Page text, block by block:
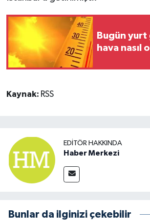
Bugün
hava nasıl
Kaynak: RSS
EDITÖR HAKKINDA
Haber Merkezi
Bunlar da ilginizi çekebilir